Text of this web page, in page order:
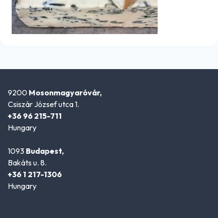
9200 Mosonmagyaróvár,
Csiszár József utca 1.
+36 96 215-711
Hungary
1093 Budapest,
Bakáts u. 8.
+36 1 217-1306
Hungary